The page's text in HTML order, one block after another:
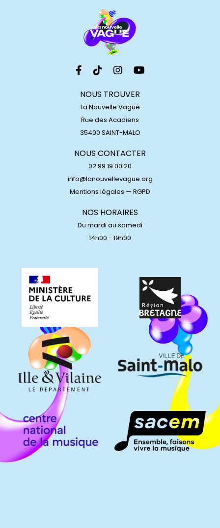
NOUS TROUVER
La Nouvelle Vague
Rue des Acadiens
35400 SAINT-MALO
NOUS CONTACTER
02 99 19 00 20
info@lanouvellevague.org
Mentions légales — RGPD
NOS HORAIRES
Du mardi au samedi
14h00 - 19h00